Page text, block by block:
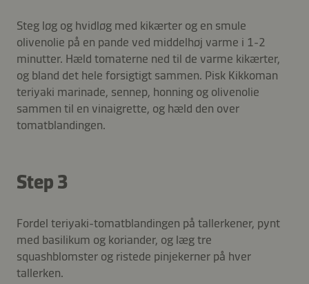
Steg løg og hvidløg med kikærter og en smule
olivenolie på en pande ved middelhøj varme i 1-2
minutter. Hæld tomaterne ned til de varme kikærter,
og bland det hele forsigtigt sammen. Pisk Kikkoman
teriyaki marinade, sennep, honning og olivenolie
sammen til en vinaigrette, og hæld den over
tomatblandingen.
Step 3
Fordel teriyaki-tomatblandingen på tallerkener, pynt
med basilikum og koriander, og læg tre
squashblomster og ristede pinjekerner på hver
tallerken.